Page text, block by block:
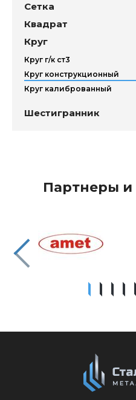
Сетка
Квадрат
Круг
Круг г/к ст3
Круг конструкционный
Круг калиброванный
Шестигранник
Партнеры